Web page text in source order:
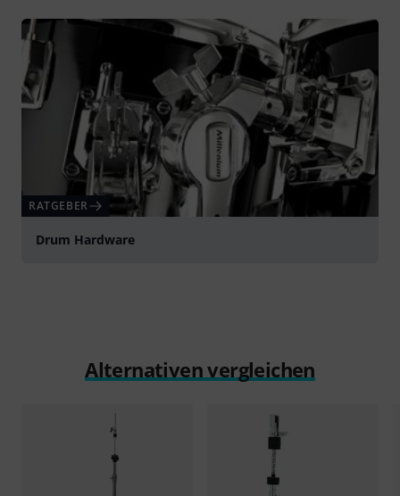
RATGEBER
Drum Hardware
Alternativen vergleichen